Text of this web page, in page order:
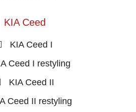
KIA Ceed
KIA Ceed I
Ceed I restyling
KIA Ceed II
Ceed II restyling